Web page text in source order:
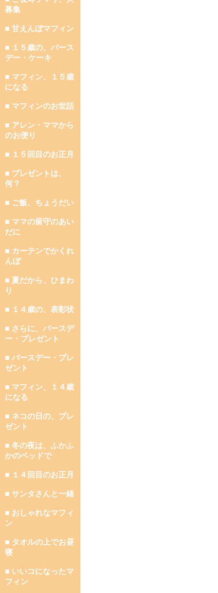
募集
■ 甘えんぼマフィン
■ １５歳の、バース
デー・ケーキ
■ マフィン、１５歳
になる
■ マフィンのお世話
■ アレン・ママから
のお便り
■ １５回目のお正月
■ プレゼントは、
何？
■ ご飯、ちょうだい
■ ママの留守のあい
だに
■ カーテンでかくれ
んぼ
■ 夏だから、ひまわ
り
■ １４歳の、表彰状
■ さらに、バースデ
ー・プレゼント
■ バースデー・プレ
ゼント
■ マフィン、１４歳
になる
■ ネコの日の、プレ
ゼント
■ 冬の夜は、ふかふ
かのベッドで
■ １４回目のお正月
■ サンタさんと一緒
■ おしゃれなマフィ
ン
■ タオルの上でお昼
寝
■ いいコになったマ
フィン